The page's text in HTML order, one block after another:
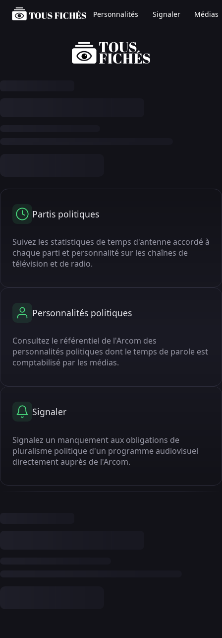
Personnalités Signaler Médias
Partis politiques
Suivez les statistiques de temps d'antenne accordé à
chaque parti et personnalité sur les chaînes de
télévision et de radio.
Personnalités politiques
Consultez le référentiel de l'Arcom des
personnalités politiques dont le temps de parole est
comptabilisé par les médias.
Signaler
Signalez un manquement aux obligations de
pluralisme politique d'un programme audiovisuel
directement auprès de l'Arcom.